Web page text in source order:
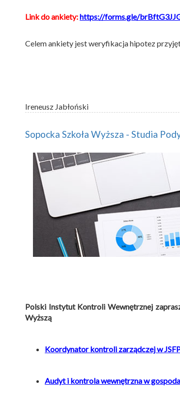
Link do ankiety:https://forms.gle/
Celem ankiety jest weryfikacja hipotez
Ireneusz Jabłoński
Sopocka Szkoła Wyższa - Studia
Polski Instytut Kontroli Wewnętrznej
Wyższą
Koordynator kontroli zarządczej w
Audyt i kontrola wewnętrzna w